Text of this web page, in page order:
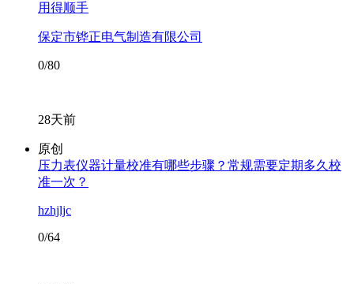
用得顺手
保定市铧正电气制造有限公司
0/80
28天前
原创
压力表仪器计量校准有哪些步骤？常规需要定期多久校
准一次？
hzhjljc
0/64